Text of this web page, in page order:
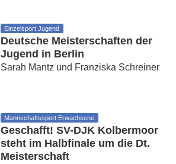
Einzelsport Jugend
Deutsche Meisterschaften der
Jugend in Berlin
Sarah Mantz und Franziska Schreiner
Mannschaftssport Erwachsene
Geschafft! SV-DJK Kolbermoor
steht im Halbfinale um die Dt.
Meisterschaft